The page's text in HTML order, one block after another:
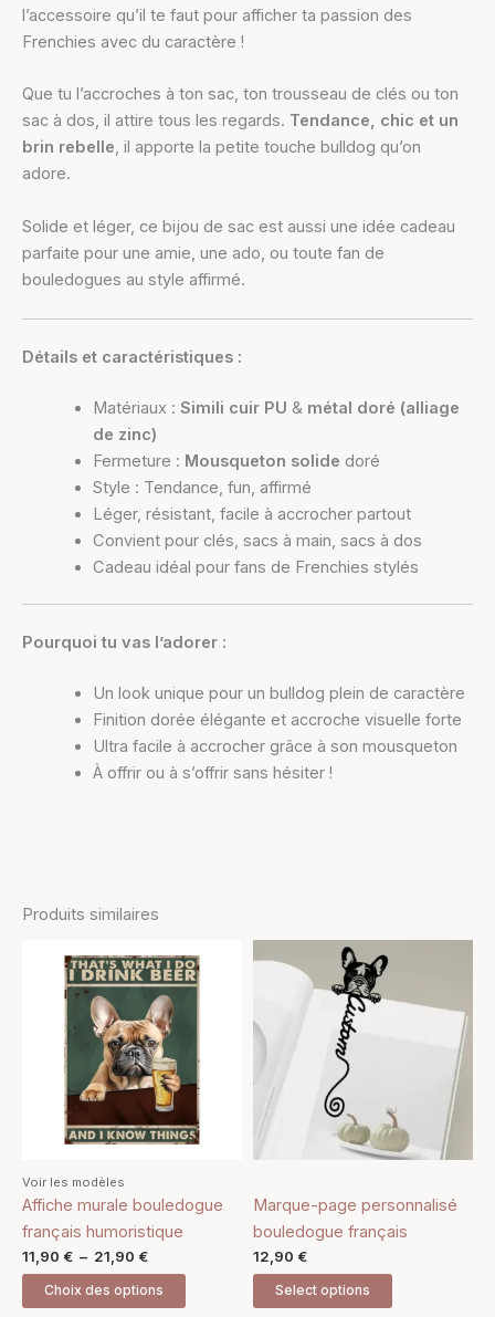
l’accessoire qu’il te faut pour afficher ta passion des
Frenchies avec du caractère !
Que tu l’accroches à ton sac, ton trousseau de clés ou ton
sac à dos, il attire tous les regards. Tendance, chic et un
brin rebelle, il apporte la petite touche bulldog qu’on
adore.
Solide et léger, ce bijou de sac est aussi une idée cadeau
parfaite pour une amie, une ado, ou toute fan de
bouledogues au style affirmé.
Détails et caractéristiques :
Matériaux : Simili cuir PU & métal doré (alliage
de zinc)
Fermeture : Mousqueton solide doré
Style : Tendance, fun, affirmé
Léger, résistant, facile à accrocher partout
Convient pour clés, sacs à main, sacs à dos
Cadeau idéal pour fans de Frenchies stylés
Pourquoi tu vas l’adorer :
Un look unique pour un bulldog plein de caractère
Finition dorée élégante et accroche visuelle forte
Ultra facile à accrocher grâce à son mousqueton
À offrir ou à s’offrir sans hésiter !
Produits similaires
Voir les modèles
Affiche murale bouledogue
français humoristique
11,90 € – 21,90 €
de
prix :
11,90 €
à
21,90 €
Choix des options
Ce
produit
variations.
Les
options
peuvent
sur
page
Marque-page personnalisé
bouledogue français
12,90 €
Select options